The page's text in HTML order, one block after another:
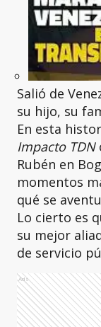
Salió de
su hijo, su
En esta
Impacto TDN
Rubén en
momentos
qué se
Lo cierto es
su mejor
de servicio
Ads